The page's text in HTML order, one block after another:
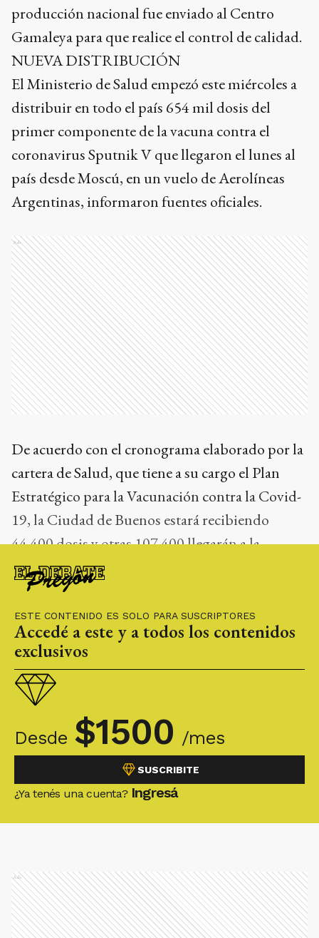
ESTE CONTENIDO ES SOLO PARA SUSCRIPTORES
Accedé a este y a todos los contenidos
exclusivos
Desde $1500 /mes
SUSCRIBITE
¿Ya tenés una cuenta? Ingresá
producción nacional fue enviado al Centro
Gamaleya para que realice el control de calidad.
NUEVA DISTRIBUCIÓN
El Ministerio de Salud empezó este miércoles a
distribuir en todo el país 654 mil dosis del
primer componente de la vacuna contra el
coronavirus Sputnik V que llegaron el lunes al
país desde Moscú, en un vuelo de Aerolíneas
Argentinas, informaron fuentes oficiales.
Ads
De acuerdo con el cronograma elaborado por la
cartera de Salud, que tiene a su cargo el Plan
Estratégico para la Vacunación contra la Covid-
19, la Ciudad de Buenos estará recibiendo
44.400 dosis y otras 107.400 llegarán a la
provincia de Buenos Aires, 9.600 a Neuquén,
51.000 a Santa Fe y 2.400 a Tierra del Fuego.
Ads